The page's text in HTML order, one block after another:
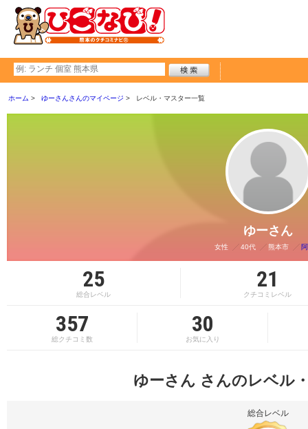
ホーム ゆーさんさんのマイページ レベル・マスター一覧
ゆーさん
女性 40代 熊本市
25
総合レベル
21
クチコミレベル
357
総クチコミ数
30
お気に入り
ゆーさん さんのレベル
総合レベル